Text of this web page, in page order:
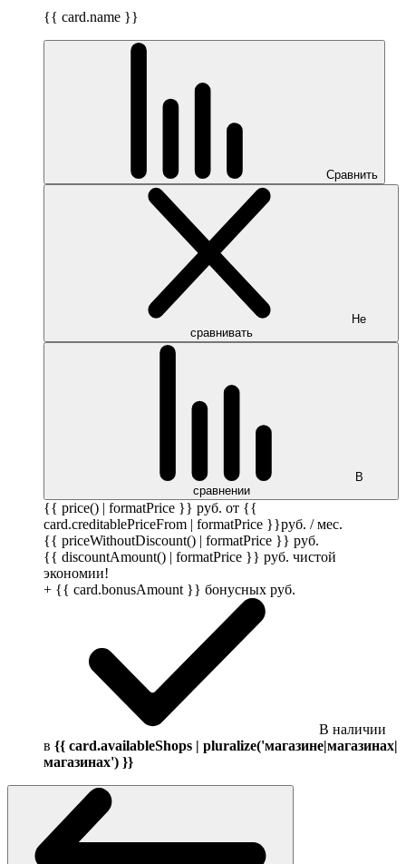
{{ card.name }}
Сравнить
Не
сравнивать
В
сравнении
{{ price() | formatPrice }} руб. от {{
card.creditablePriceFrom | formatPrice }}руб. / мес.
{{ priceWithoutDiscount() | formatPrice }} руб.
{{ discountAmount() | formatPrice }} руб. чистой
экономии!
+ {{ card.bonusAmount }} бонусных руб.
В наличии
в {{ card.availableShops | pluralize('магазине|магазинах|
магазинах') }}